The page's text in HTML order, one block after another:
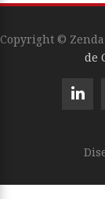
Copyright © Zenda
de